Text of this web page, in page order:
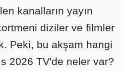
kanalların yayın
diziler ve filmler
Peki, bu akşam hangi
2026 TV'de neler var?